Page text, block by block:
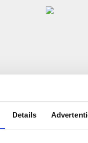
Details
Montagerail
L6m